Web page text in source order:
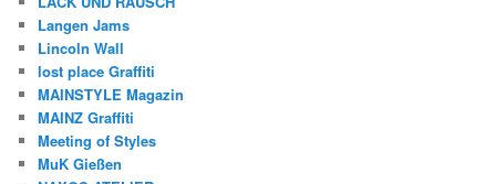
Langen Jams
Lincoln Wall
lost place Graffiti
MAINSTYLE Magazin
MAINZ Graffiti
Meeting of Styles
MuK Gießen